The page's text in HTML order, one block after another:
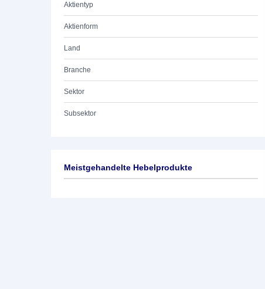
Aktientyp
Aktienform
Land
Branche
Sektor
Subsektor
Meistgehandelte Hebelprodukte